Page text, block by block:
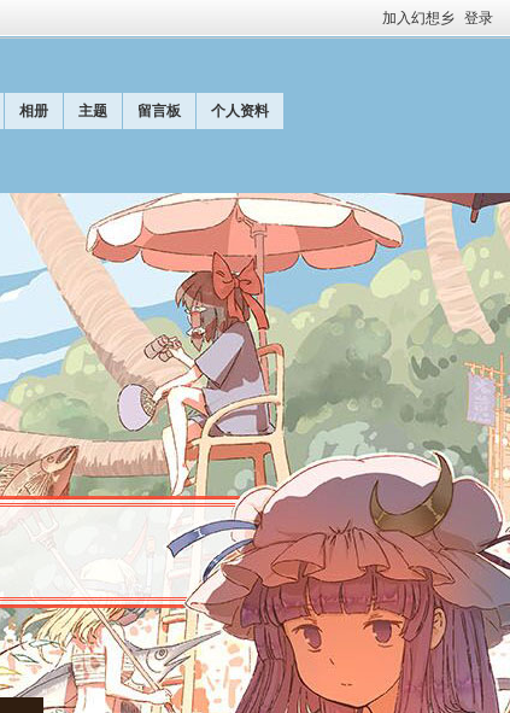
加入幻想乡 登录
相册 主题 留言板 个人资料